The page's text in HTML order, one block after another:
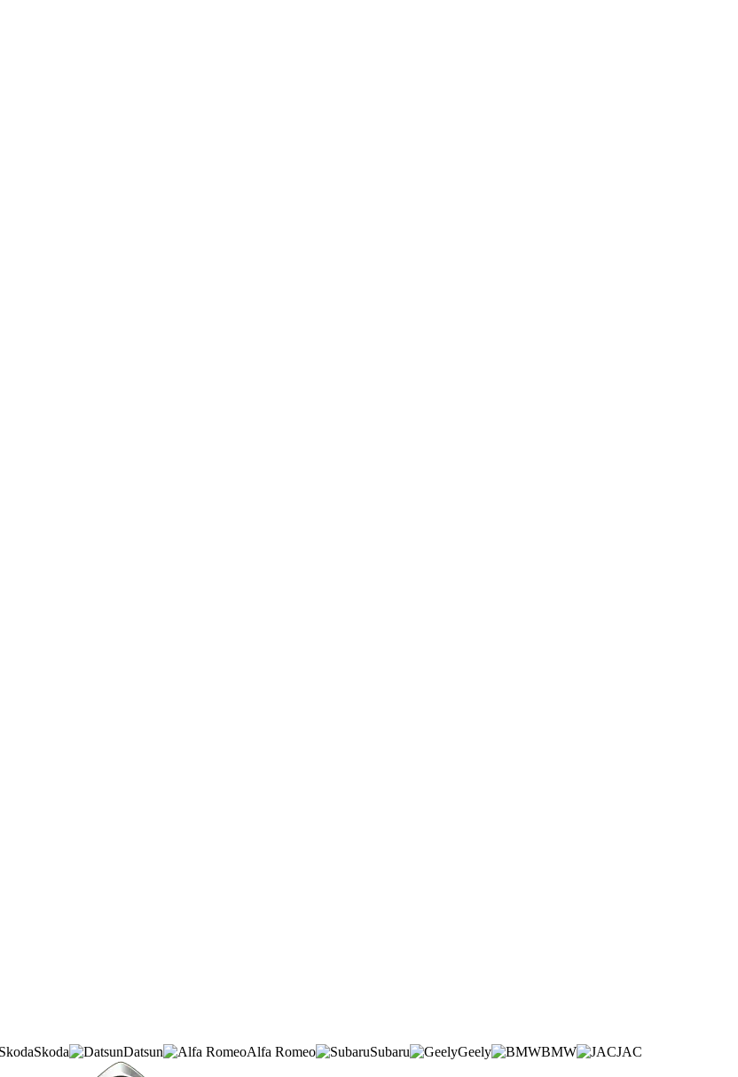
Skoda Datsun Alfa Romeo Subaru Geely BMW JAC